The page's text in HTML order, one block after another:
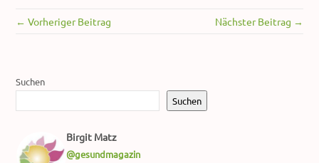
← Vorheriger Beitrag Nächster Beitrag →
Suchen
Suchen
Birgit Matz
@gesundmagazin